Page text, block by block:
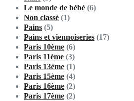
Le monde de bébé (6)
Non classé (1)
Pains (5)
Pains et viennoiseries (17)
Paris 10ème (6)
Paris 11ème (3)
Paris 13ème (1)
Paris 15ème (4)
Paris 16ème (2)
Paris 17ème (2)